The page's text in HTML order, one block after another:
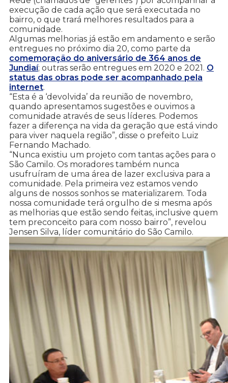
execução de cada ação que será executada no
bairro, o que trará melhores resultados para a
comunidade.
Algumas melhorias já estão em andamento e serão
entregues no próximo dia 20, como parte da
comemoração do aniversário de 364 anos de
Jundiaí; outras serão entregues em 2020 e 2021. O
status das obras pode ser acompanhado pela
internet.
“Esta é a ‘devolvida’ da reunião de novembro,
quando apresentamos sugestões e ouvimos a
comunidade através de seus líderes. Podemos
fazer a diferença na vida da geração que está vindo
para viver naquela região”, disse o prefeito Luiz
Fernando Machado.
“Nunca existiu um projeto com tantas ações para o
São Camilo. Os moradores também nunca
usufruíram de uma área de lazer exclusiva para a
comunidade. Pela primeira vez estamos vendo
alguns de nossos sonhos se materializarem. Toda
nossa comunidade terá orgulho de si mesma após
as melhorias que estão sendo feitas, inclusive quem
tem preconceito para com nosso bairro”, revelou
Jensen Silva, líder comunitário do São Camilo.